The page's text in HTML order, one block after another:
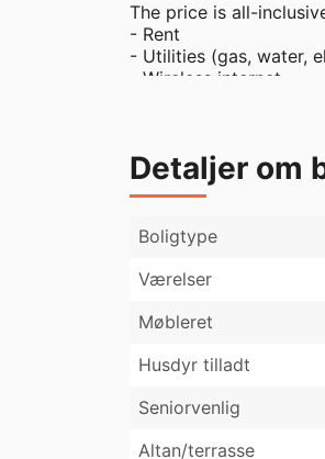
The price is all-
- Rent
- Utilities (gas, water,
- Wireless internet
As a member of our
shared events and
Detaljer om
Boligtype
Værelser
Møbleret
Husdyr tilladt
Seniorvenlig
Altan/terrasse